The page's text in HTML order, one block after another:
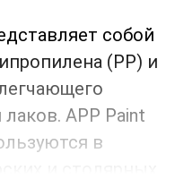
собой
(PP) и
APP Paint
в